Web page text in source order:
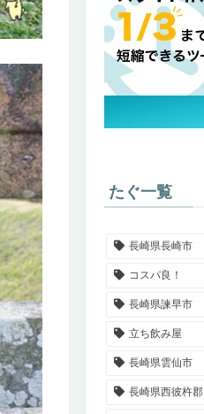
たぐ一覧
長崎県長崎市
コスパ良！
長崎県諫早市
立ち飲み屋
長崎県雲仙市
長崎県西彼杵郡